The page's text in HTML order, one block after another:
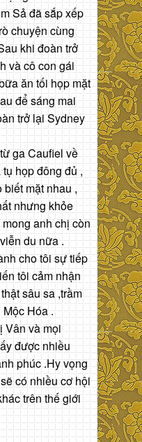
Sả đã sắp xếp
chuyện cùng
khi đoàn trở
và cô con gái
ăn tối họp mặt
để sáng mai
trở lại Sydney
ga Caufiel về
họp đông đủ ,
mặt nhau ,
nhưng khỏe
anh chị còn
du nữa .
cho tôi sự tiếp
tôi cảm nhận
sâu sa ,trầm
Hóa .
Vân và mọi
được nhiều
phúc .Hy vọng
có nhiều cơ hội
trên thế giới